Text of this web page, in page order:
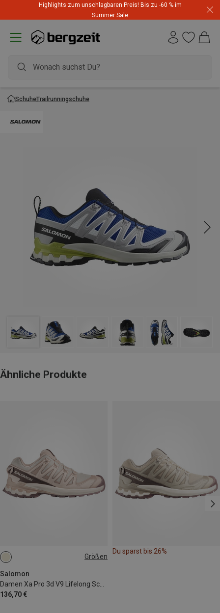
Highlights zum unschlagbaren Preis! Bis zu -60 % im
Summer Sale
SchuheTrailrunningschuhe
Ähnliche Produkte
Größen
Salomon
136,70 €
41|41.5
Du sparst bis 26%